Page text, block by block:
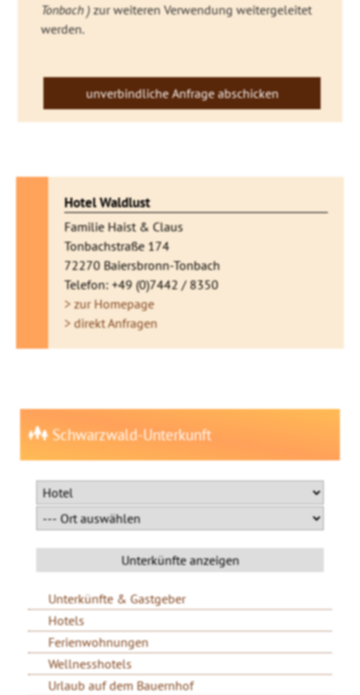
Tonbach )zur weiteren Verwendung weitergeleitet
werden.
Hotel Waldlust
Familie Haist & Claus
Tonbachstraße 174
72270 Baiersbronn-Tonbach
Telefon: +49 (0)7442 / 8350
> zur Homepage
> direkt Anfragen
Schwarzwald-Unterkunft
Unterkünfte & Gastgeber
Hotels
Ferienwohnungen
Wellnesshotels
Urlaub auf dem Bauernhof